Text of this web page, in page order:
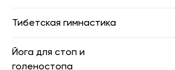
Тибетская гимнастика
Йога для стоп и
голеностопа